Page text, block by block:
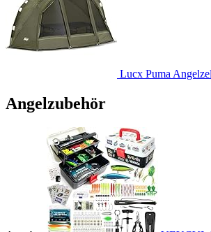
Lucx Puma
Angelzubehör